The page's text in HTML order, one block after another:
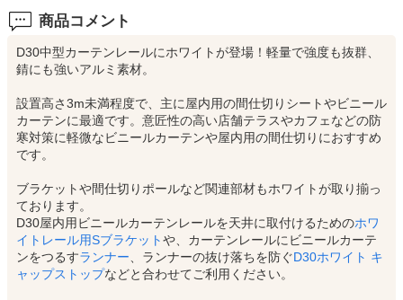
商品コメント
D30中型カーテンレールにホワイトが登場！軽量で強度も抜群、
錆にも強いアルミ素材。
設置高さ3m未満程度で、主に屋内用の間仕切りシートやビニール
カーテンに最適です。意匠性の高い店舗テラスやカフェなどの防
寒対策に軽微なビニールカーテンや屋内用の間仕切りにおすすめ
です。
ブラケットや間仕切りポールなど関連部材もホワイトが取り揃っ
ております。
D30屋内用ビニールカーテンレールを天井に取付けるためのホワ
イトレール用Sブラケットや、カーテンレールにビニールカーテ
ンをつるすランナー 、ランナーの抜け落ちを防ぐD30ホワイト キ
ャップストップなどと合わせてご利用ください。